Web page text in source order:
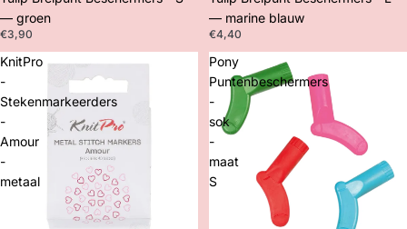
— groen
€3,90
— marine blauw
€4,40
KnitPro
-
Stekenmarkeerders
-
Amour
-
metaal
Pony
Puntenbeschermers
-
sok
-
maat
S